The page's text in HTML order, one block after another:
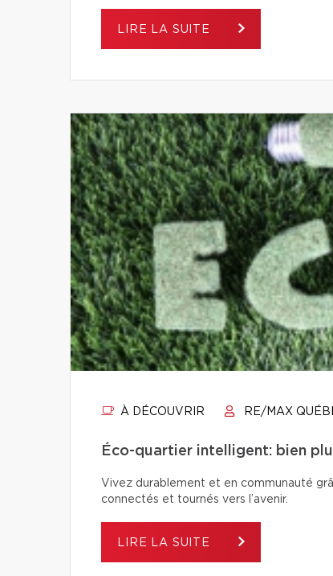
LIRE LA SUITE
À DÉCOUVRIR RE/MAX
Éco-quartier intelligent: bien
Vivez durablement et en communauté
connectés et tournés vers l’avenir.
LIRE LA SUITE